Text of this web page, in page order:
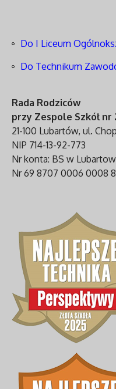
Do I Liceum
Do Technikum
Rada Rodziców
przy Zespole Szkół nr
21-100 Lubartów, ul.
NIP 714-13-92-773
Nr konta: BS w
Nr 69 8707 0006 0008